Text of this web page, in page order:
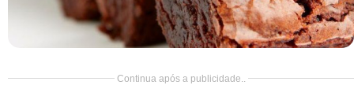
Continua após a publicidade..